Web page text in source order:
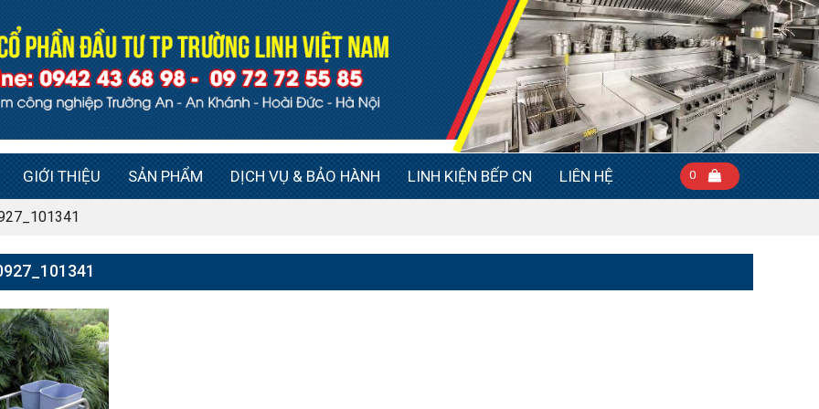
GIỚI THIỆU SẢN PHẨM DỊCH VỤ & BẢO HÀNH LINH KIỆN BẾP CN LIÊN HỆ 0